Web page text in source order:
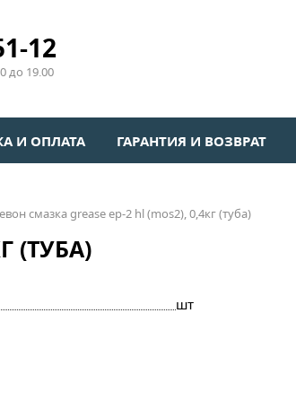
12
до 19.00
И ОПЛАТА ГАРАНТИЯ И ВОЗВРАТ
девон смазка grease ep-2 hl (mos2), 0,4кг (туба)
(ТУБА)
шт